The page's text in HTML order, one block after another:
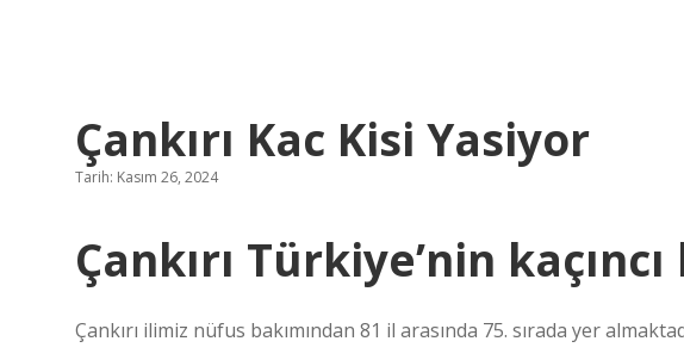
Çankırı Kac Kisi Yasiyor
Tarih: Kasım 26, 2024
Çankırı Türkiye’nin
Çankırı ilimiz nüfus bakımından 81 il arasında 75. sırada yer